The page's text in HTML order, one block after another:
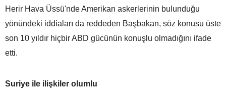
Herir Hava Üssü'nde Amerikan askerlerinin bulunduğu
yönündeki iddiaları da reddeden Başbakan, söz konusu üste
son 10 yıldır hiçbir ABD gücünün konuşlu olmadığını ifade
etti.
Suriye ile ilişkiler olumlu